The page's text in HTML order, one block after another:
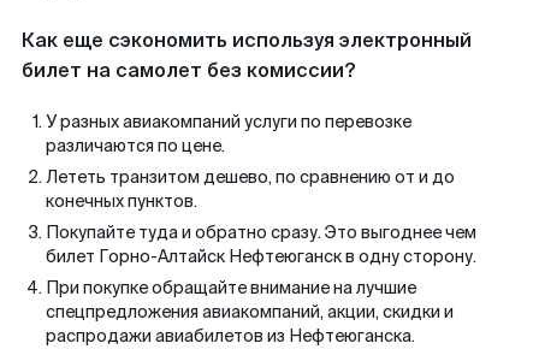
Как еще сэкономить используя электронный
билет на самолет без комиссии?
У разных авиакомпаний услуги по перевозке
различаются по цене.
Лететь транзитом дешево, по сравнению от и до
конечных пунктов.
Покупайте туда и обратно сразу. Это выгоднее чем
билет Горно-Алтайск Нефтеюганск в одну сторону.
При покупке обращайте внимание на лучшие
спецпредложения авиакомпаний, акции, скидки и
распродажи авиабилетов из Нефтеюганска.